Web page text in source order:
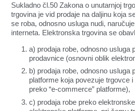
Sukladno čl.50 Zakona o unutarnjoj
trgovina je vid prodaje na daljinu koja
se roba, odnosno usluga nudi,
interneta. Elektronska trgovina se
a) prodaja robe, odnosno usluga
prodavnice (osnovni oblik
b) prodaja robe, odnosno usluga
platforme koja povezuje trgovce
preko “e-commerce” platforme),
c) prodaja robe preko